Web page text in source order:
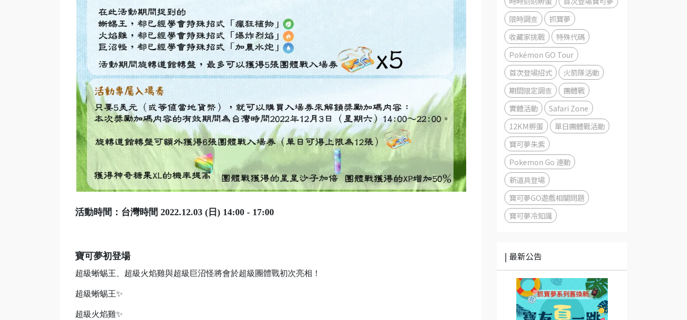
活動時間：台灣時間 2022.12.03 (日) 14:00 - 17:00
寶可夢初登場
超級蜥蜴王、超級火焰雞與超級巨沼怪將會於超級團體戰初次亮相！
超級蜥蜴王✨
超級火焰雞✨
限時調查
抓寶夢
收藏家挑戰
特殊代碼
Pokémon GO Tour
首次登場招式
火箭隊活動
期間限定調查
團體戰
實體活動
Safari Zone
12KM孵蛋
單日團體戰活動
寶可夢朱紫
Pokemon Go 連動
新道具登場
寶可夢GO遊戲相關問題
寶可夢冷知識
| 最新公告